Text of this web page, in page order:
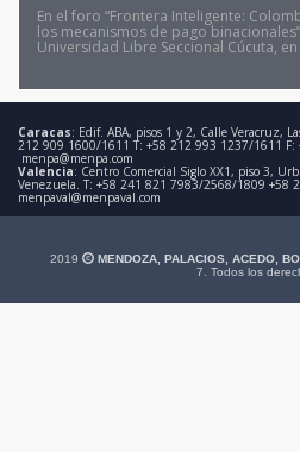
En el foro “Frontera Inteligente:
los mecanismos de pago
Universidad Libre Seccional Cúcuta,
Caracas: Edif. ABA, pisos 1 y 2, Calle Veracruz,
212 909 1600/1611 T: +58 212 993 1237/1611 F:
menpa@menpa.com
Valencia: Centro Comercial Siglo XX1, piso 3,
Venezuela. T: +58 241 821 7983/2568/1809 +58
menpaval@menpaval.com
2019 MENDOZA, PALACIOS, ACEDO,
7. Todos los